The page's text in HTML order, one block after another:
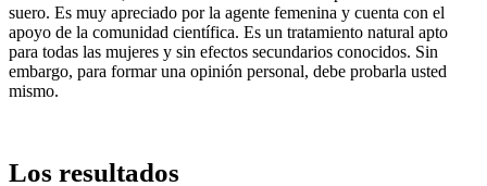
suero. Es muy apreciado por la agente femenina y cuenta con el
apoyo de la comunidad científica. Es un tratamiento natural apto
para todas las mujeres y sin efectos secundarios conocidos. Sin
embargo, para formar una opinión personal, debe probarla usted
mismo.
Los resultados